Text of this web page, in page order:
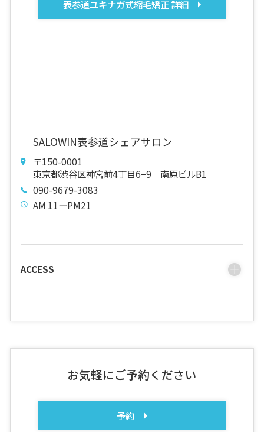
表参道ユキナガ式縮毛矯正 詳細
SALOWIN表参道シェアサロン
〒150-0001
東京都渋谷区神宮前4丁目6−9 南原ビルB1
090-9679-3083
AM 11ーPM21
ACCESS
お気軽にご予約ください
予約